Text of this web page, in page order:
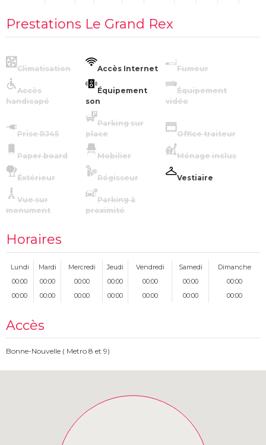
Prestations Le Grand Rex
Climatisation Accès Internet Fumeur
Accès
handicapé
Équipement
son
Équipement
vidéo
Prise RJ45
Parking sur
place
Office traiteur
Paper board Mobilier Ménage inclus
Éxtérieur Régisseur Vestiaire
Vue sur
monument
Parking à
proximité
Horaires
Lundi Mardi Mercredi Jeudi Vendredi Samedi
Dimanche
00:00
00:00 00:00 00:00 00:00 00:00
00:00
00:00
00:00 00:00 00:00 00:00 00:00 00:00
Accès
Bonne-Nouvelle ( Metro 8 et 9)